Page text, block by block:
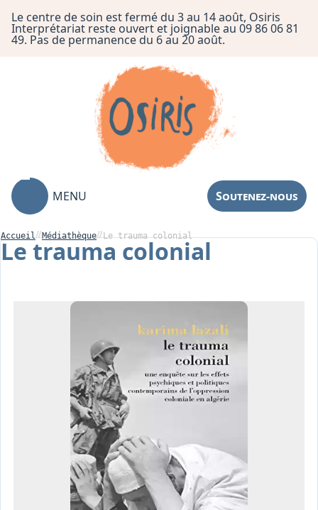
Le centre de soin est fermé du 3 au 14 août, Osiris
Interprétariat reste ouvert et joignable au 09 86 06 81
49. Pas de permanence du 6 au 20 août.
MENU Soutenez-nous
Centre de Soin
Interprétariat
Ressources
Accueil Médiathèque Le trauma colonial
Le trauma colonial